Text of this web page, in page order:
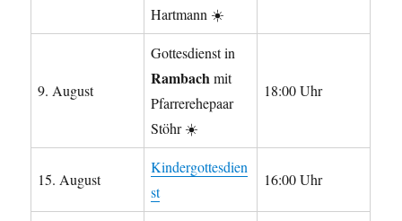
Hartmann ☀️
9. August
Gottesdienst in
Rambachmit
Pfarrerehepaar
Stöhr ☀️
18:00 Uhr
15. August
Kindergottesdien
st
16:00 Uhr